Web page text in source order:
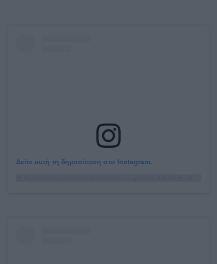
Δείτε αυτή τη δημοσίευση στο Instagram.